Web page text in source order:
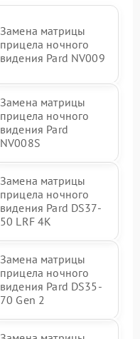
Замена матрицы
прицела ночного
видения Pard NV009
Замена матрицы
прицела ночного
видения Pard
NV008S
Замена матрицы
прицела ночного
видения Pard DS37-
50 LRF 4K
Замена матрицы
прицела ночного
видения Pard DS35-
70 Gen 2